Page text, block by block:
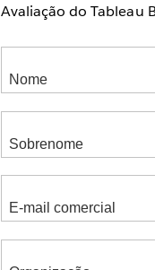
Avaliação do Tableau